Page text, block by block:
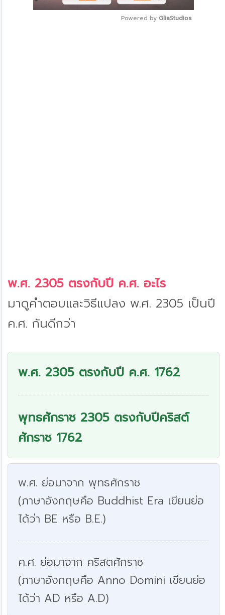
Powered by GliaStudios
พ.ศ. 2305 ตรงกับปี ค.ศ. อะไร
มาดูคำตอบและวิธีแปลง พ.ศ. 2305 เป็นปี
ค.ศ. กันดีกว่า
พ.ศ. 2305 ตรงกับปี ค.ศ. 1762
พุทธศักราช 2305 ตรงกับปีคริสต์
ศักราช 1762
พ.ศ. ย่อมาจาก พุทธศักราช
(ภาษาอังกฤษคือ Buddhist Era เขียนย่อ
ได้ว่า BE หรือ B.E.)
ค.ศ. ย่อมาจาก คริสตศักราช
(ภาษาอังกฤษคือ Anno Domini เขียนย่อ
ได้ว่า AD หรือ A.D)